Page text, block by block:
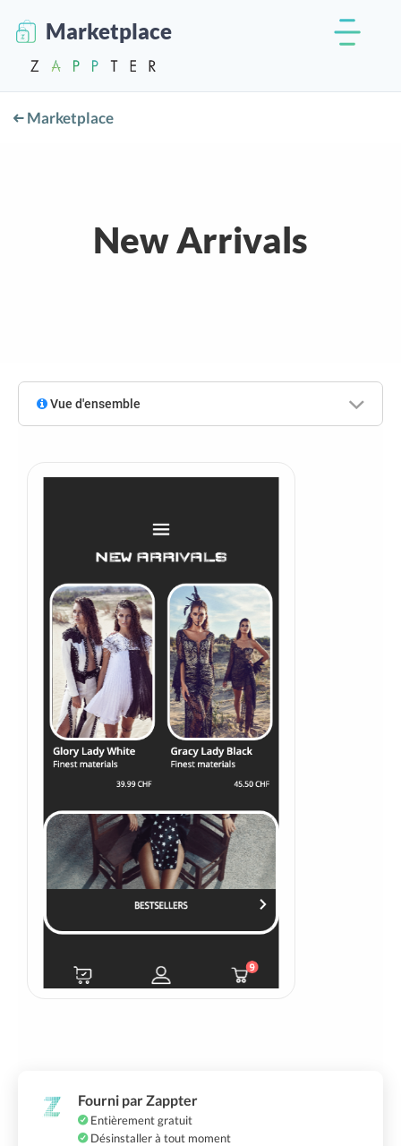
Marketplace
Marketplace
New Arrivals
Vue d'ensemble
Fourni par Zappter
Entièrement gratuit
Désinstaller à tout moment